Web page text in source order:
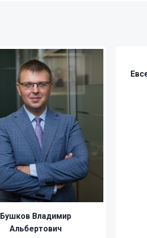
Бушков Владимир
Альбертович